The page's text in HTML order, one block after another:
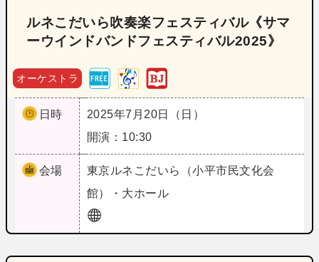
ルネこだいら吹奏楽フェスティバル《サマ
ーウインドバンドフェスティバル2025》
オーケストラ
日時
2025年7月20日（日）
開演：10:30
会場 東京ルネこだいら（小平市民文化会
館）・大ホール